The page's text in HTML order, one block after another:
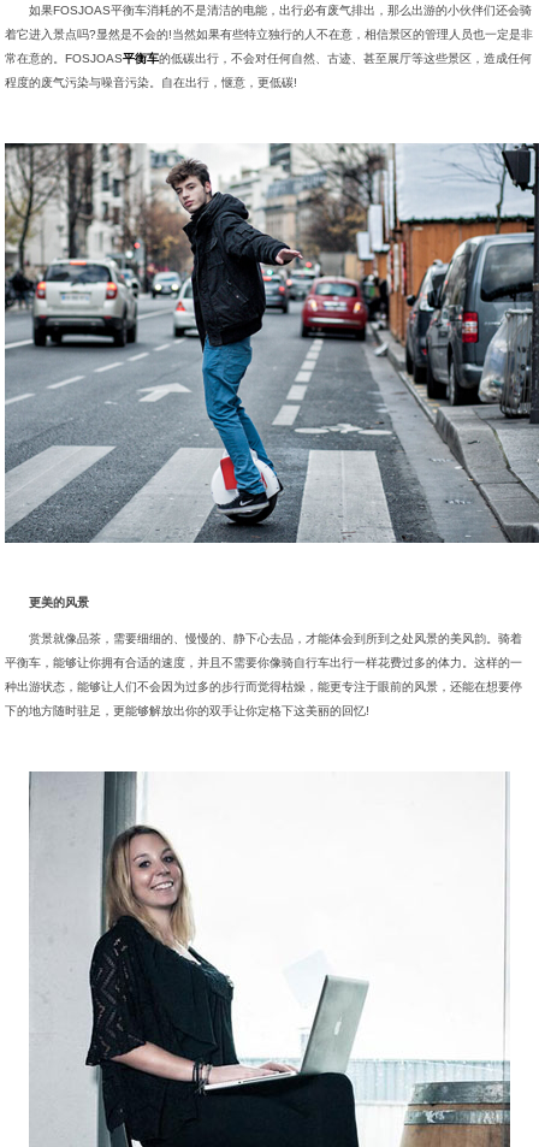
如果FOSJOAS平衡车消耗的不是清洁的电能，出行必有废气排出，那么出游的小伙伴们还会骑
着它进入景点吗?显然是不会的!当然如果有些特立独行的人不在意，相信景区的管理人员也一定是非
常在意的。FOSJOAS平衡车的低碳出行，不会对任何自然、古迹、甚至展厅等这些景区，造成任何
程度的废气污染与噪音污染。自在出行，惬意，更低碳!
更美的风景
赏景就像品茶，需要细细的、慢慢的、静下心去品，才能体会到所到之处风景的美风韵。骑着
平衡车，能够让你拥有合适的速度，并且不需要你像骑自行车出行一样花费过多的体力。这样的一
种出游状态，能够让人们不会因为过多的步行而觉得枯燥，能更专注于眼前的风景，还能在想要停
下的地方随时驻足，更能够解放出你的双手让你定格下这美丽的回忆!